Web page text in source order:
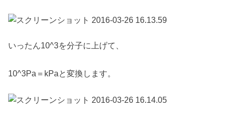
いったん10^3を分子に上げて、
10^3Pa＝kPaと変換します。